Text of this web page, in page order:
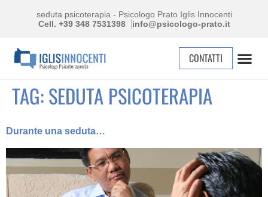
seduta psicoterapia - Psicologo Prato Iglis Innocenti
Cell. +39 348 7531398
info@psicologo-prato.it
CONTATTI
TAG:SEDUTA PSICOTERAPIA
Durante una seduta…